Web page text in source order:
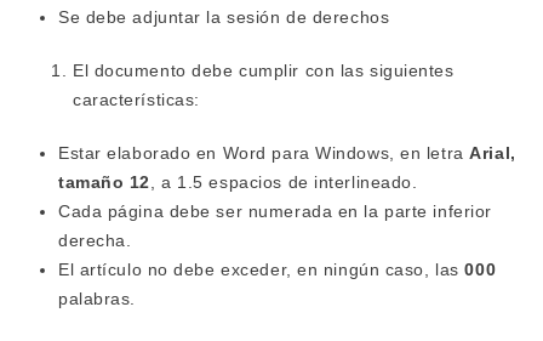
Se debe adjuntar la sesión de derechos
El documento debe cumplir con las siguientes
características:
Estar elaborado en Word para Windows, en letraArial,
tamaño 12 , a 1.5 espacios de interlineado.
Cada página debe ser numerada en la parte inferior
derecha.
El artículo no debe exceder, en ningún caso, las000
palabras.